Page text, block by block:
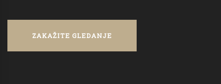
ZAKAŽITE GLEDANJE